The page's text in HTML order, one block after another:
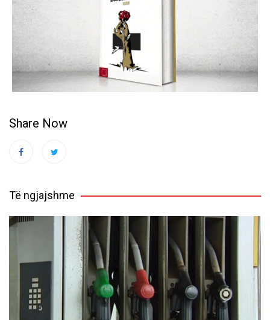
Share Now
Të ngjajshme